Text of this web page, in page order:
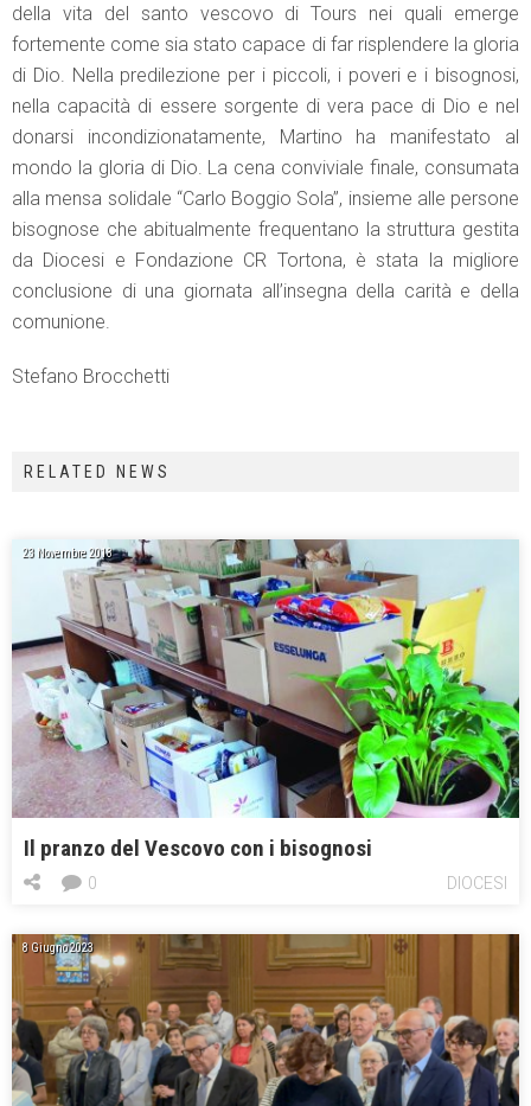
della vita del santo vescovo di Tours nei quali emerge
fortemente come sia stato capace di far risplendere la gloria
di Dio. Nella predilezione per i piccoli, i poveri e i bisognosi,
nella capacità di essere sorgente di vera pace di Dio e nel
donarsi incondizionatamente, Martino ha manifestato al
mondo la gloria di Dio. La cena conviviale finale, consumata
alla mensa solidale “Carlo Boggio Sola”, insieme alle persone
bisognose che abitualmente frequentano la struttura gestita
da Diocesi e Fondazione CR Tortona, è stata la migliore
conclusione di una giornata all’insegna della carità e della
comunione.
Stefano Brocchetti
RELATED NEWS
23 Novembre 2018
Il pranzo del Vescovo con i bisognosi
DIOCESI
0
8 Giugno 2023